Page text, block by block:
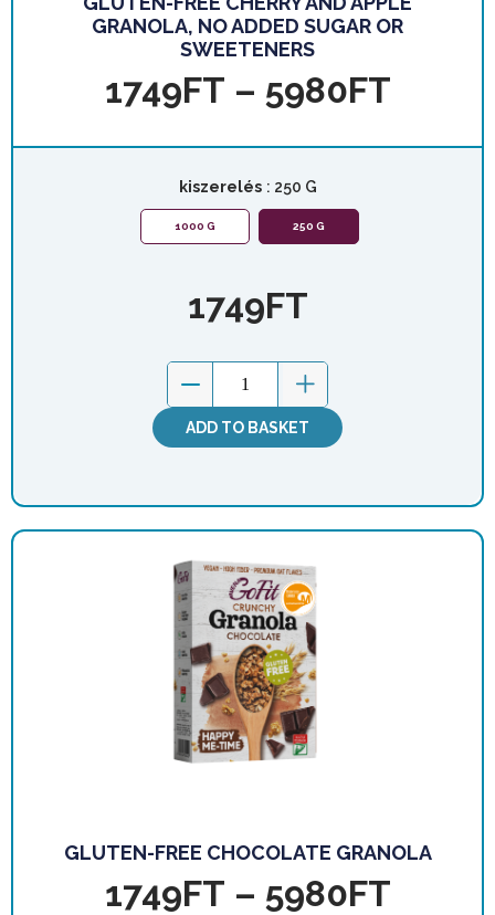
GRANOLA, NO ADDED SUGAR OR
SWEETENERS
1749FT – 5980FT
kiszerelés : 250 G
1000 G 250 G
1749FT
ADD TO BASKET
GLUTEN-FREE CHOCOLATE GRANOLA
1749FT – 5980FT